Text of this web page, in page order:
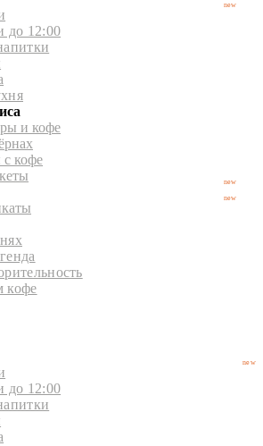
new
до 12:00
и кофе
кофе
new
new
кофе
new
до 12:00